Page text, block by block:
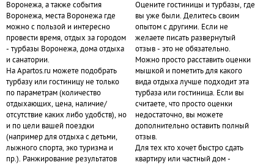
Воронежа, а также события
Воронежа, места Воронежа где
можно с пользой и интересно
провести время, отдых за городом
- турбазы Воронежа, дома отдыха
и санатории.
На Apartos.ru можете подобрать
турбазу или гостиницу не только
по параметрам (количество
отдыхающих, цена, наличие/
отсутствие каких либо удобств), но
и по цели вашей поездки
(например для отдыха с детьми,
лыжного спорта, эко туризма и
пр.). Ранжирование результатов
Оцените гостиницы и турбазы, где
вы уже были. Делитесь своим
опытом с другими. Если не
желаете писать развернутый
отзыв - это не обязательно.
Можно просто расставить оценки
мышкой и пометить для какого
вида отдыха лучше подходит эта
турбаза или гостиница. Если вы
считаете, что просто оценки
недостаточно, вы можете
дополнительно оставить полный
отзыв.
Для тех кто хочет быстро сдать
квартиру или частный дом -